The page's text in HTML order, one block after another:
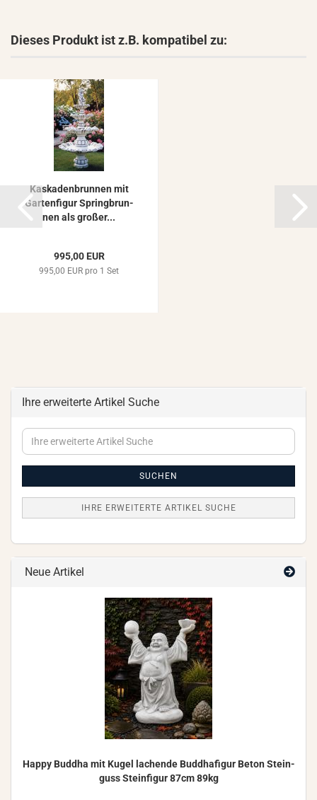
Dieses Produkt ist z.B. kompatibel zu:
Kas­ka­den­brun­nen mit
Gar­ten­fi­gur Spring­brun­
nen als gro­ßer...
995,00 EUR
995,00 EUR pro 1 Set
Ihre erweiterte Artikel Suche
Ihre
erweiterte
SUCHEN
IHRE ERWEITERTE ARTIKEL SUCHE
Neue Artikel
Happy Bud­dha mit Kugel la­chen­de Bud­dha­fi­gur Beton Stein­
guss Stein­fi­gur 87cm 89kg